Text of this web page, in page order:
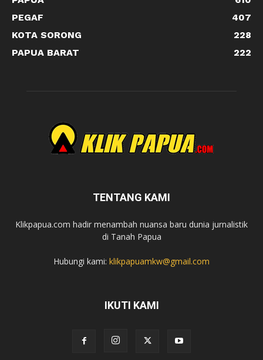
PEGAF
407
KOTA SORONG
228
PAPUA BARAT
222
TENTANG KAMI
Klikpapua.com hadir menambah nuansa baru dunia jurnalistik
di Tanah Papua
Hubungi kami: klikpapuamkw@gmail.com
IKUTI KAMI